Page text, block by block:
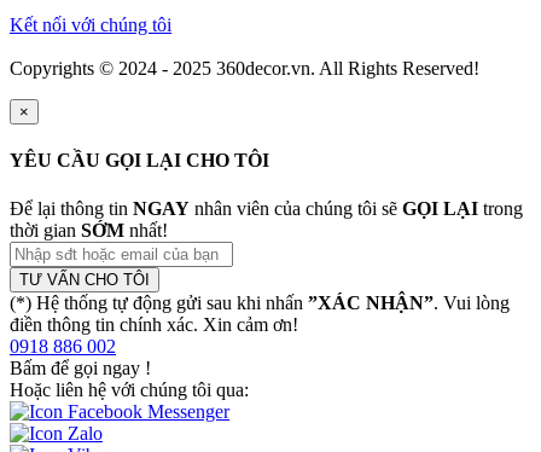
Kết nối với chúng tôi
Copyrights © 2024 - 2025 360decor.vn. All Rights Reserved!
×
YÊU CẦU GỌI LẠI CHO TÔI
Để lại thông tin NGAY nhân viên của chúng tôi sẽ GỌI LẠI trong
thời gian SỚM nhất!
TƯ VẤN CHO TÔI
(*) Hệ thống tự động gửi sau khi nhấn ”XÁC NHẬN”. Vui lòng
điền thông tin chính xác. Xin cảm ơn!
0918 886 002
Bấm để gọi ngay !
Hoặc liên hệ với chúng tôi qua: